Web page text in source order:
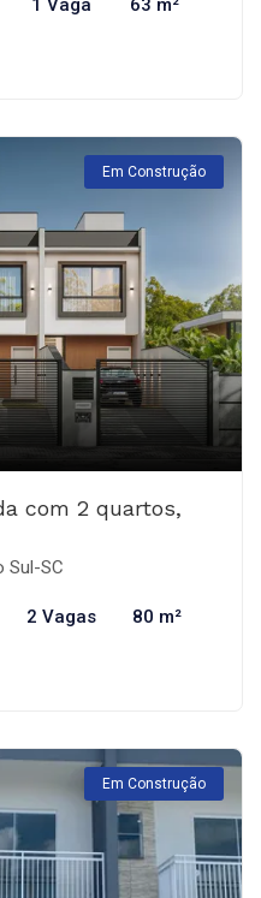
1 Vaga 63 m²
Em Construção
com 2 quartos,
Sul-SC
2 Vagas 80 m²
Em Construção